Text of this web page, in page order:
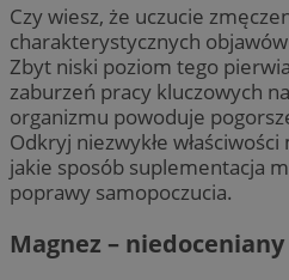
Czy wiesz, że uczucie
charakterystycznych
Zbyt niski poziom tego
zaburzeń pracy kluczowych
organizmu powoduje
Odkryj niezwykłe
jakie sposób suplementacja
poprawy samopoczucia.
Magnez –